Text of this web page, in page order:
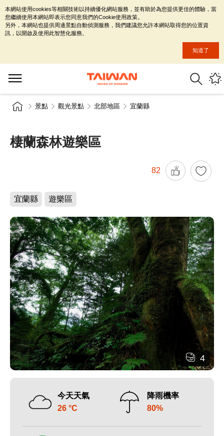
景點 觀光景點 北部地區 宜蘭縣
棲蘭森林遊樂區
82
宜蘭縣 遊樂區
4
今天天氣
26 °C
降雨機率
80%
本網站使用cookies等相關技術以持續優化網站服務，並有助於為您提供更佳的體驗，當
您繼續使用本網站即表示您同意我們的Cookie使用政策。
另外，本網站也提供周邊景點自動偵測服務，我們建議您允許本網站取得您的位置資
訊，以開啟及使用此智慧化服務。
知道了